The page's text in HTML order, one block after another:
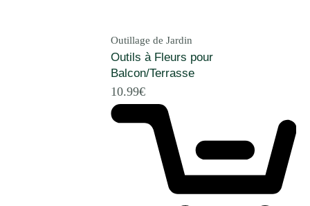
Outillage de Jardin
Outils à Fleurs pour
Balcon/Terrasse
10.99€